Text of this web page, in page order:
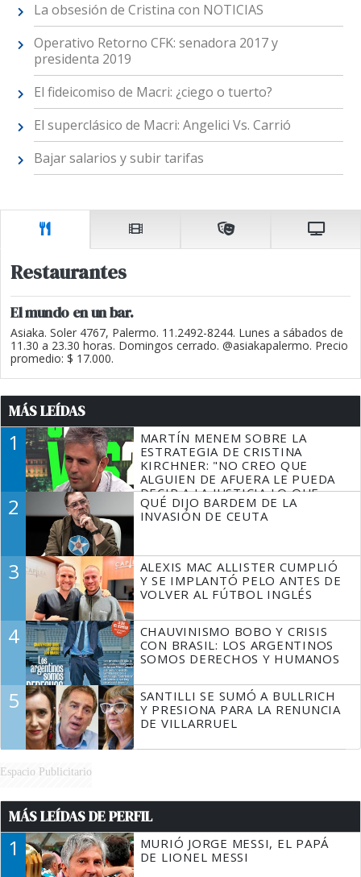
La obsesión de Cristina con NOTICIAS
Operativo Retorno CFK: senadora 2017 y
presidenta 2019
El fideicomiso de Macri: ¿ciego o tuerto?
El superclásico de Macri: Angelici Vs. Carrió
Bajar salarios y subir tarifas
Restaurantes
El mundo en un bar.
Asiaka. Soler 4767, Palermo. 11.2492-8244. Lunes a sábados de
11.30 a 23.30 horas. Domingos cerrado. @asiakapalermo. Precio
promedio: $ 17.000.
MÁS LEÍDAS
1
MARTÍN MENEM SOBRE LA
ESTRATEGIA DE CRISTINA
KIRCHNER: "NO CREO QUE
ALGUIEN DE AFUERA LE PUEDA
DECIR A LA JUSTICIA LO QUE
TIENE QUE HACER"
2
QUÉ DIJO BARDEM DE LA
INVASIÓN DE CEUTA
3
ALEXIS MAC ALLISTER CUMPLIÓ
Y SE IMPLANTÓ PELO ANTES DE
VOLVER AL FÚTBOL INGLÉS
4
CHAUVINISMO BOBO Y CRISIS
CON BRASIL: LOS ARGENTINOS
SOMOS DERECHOS Y HUMANOS
5
SANTILLI SE SUMÓ A BULLRICH
Y PRESIONA PARA LA RENUNCIA
DE VILLARRUEL
Espacio Publicitario
MÁS LEÍDAS DE PERFIL
1
MURIÓ JORGE MESSI, EL PAPÁ
DE LIONEL MESSI